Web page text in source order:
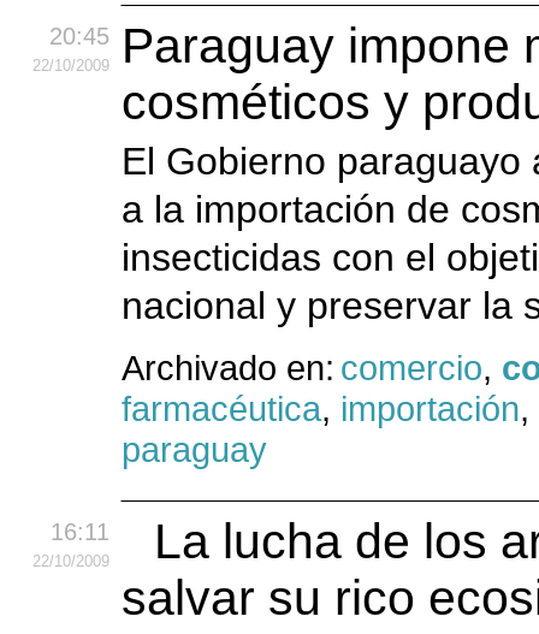
20:45
22/10/2009
Paraguay impone
cosméticos y
El Gobierno
a la importación de
insecticidas con el
nacional y preservar la
Archivado en: comercio,
farmacéutica, importación,
paraguay
16:11
22/10/2009
La lucha de los
salvar su rico